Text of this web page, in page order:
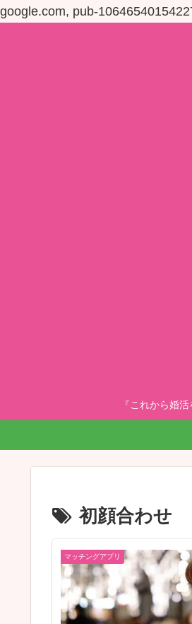
google.com, pub-
『これから婚
初顔合わせ
マッチングアプリ